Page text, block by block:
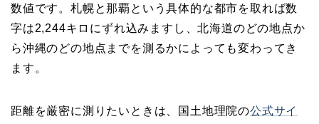
数値です。札幌と那覇という具体的な都市を取れば数
字は2,244キロにずれ込みますし、北海道のどの地点か
ら沖縄のどの地点までを測るかによっても変わってき
ます。
距離を厳密に測りたいときは、国土地理院の公式サイ